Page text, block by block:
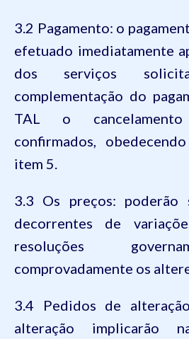
3.2 Pagamento: o
efetuado imediatamente
dos serviços
complementação do
TAL o
confirmados,
item 5.
3.3 Os preços: poderão
decorrentes de
resoluções
comprovadamente os
3.4 Pedidos de
alteração implicarão